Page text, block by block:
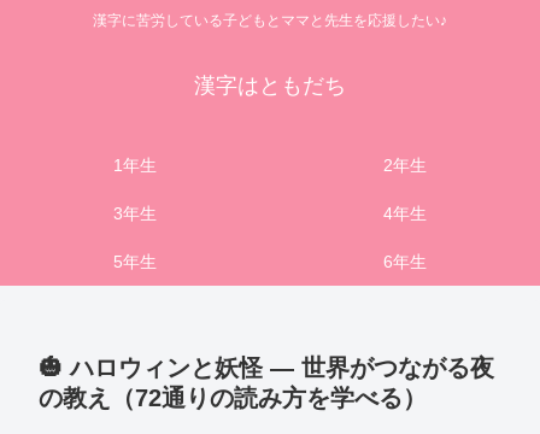
漢字に苦労している子どもとママと先生を応援したい♪
漢字はともだち
1年生 2年生
3年生 4年生
5年生 6年生
🎃 ハロウィンと妖怪 ― 世界がつながる夜
の教え（72通りの読み方を学べる）